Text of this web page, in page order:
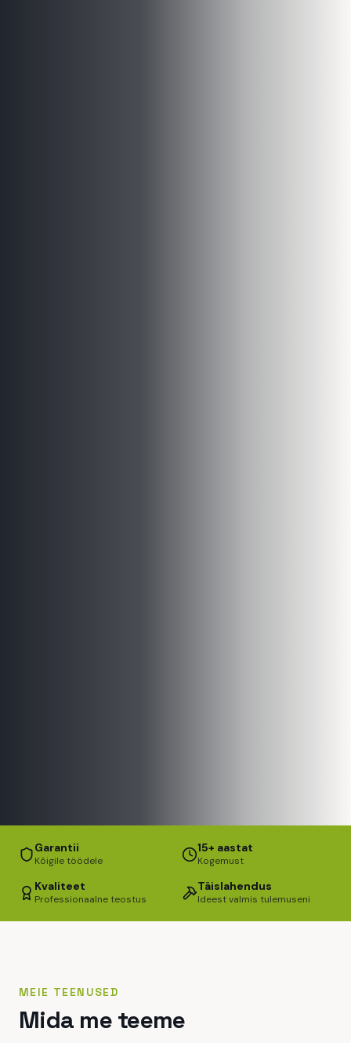
Garantii
Kõigile töödele
15+ aastat
Kogemust
Kvaliteet
Professionaalne teostus
Täislahendus
Ideest valmis tulemuseni
MEIE TEENUSED
Mida me teeme